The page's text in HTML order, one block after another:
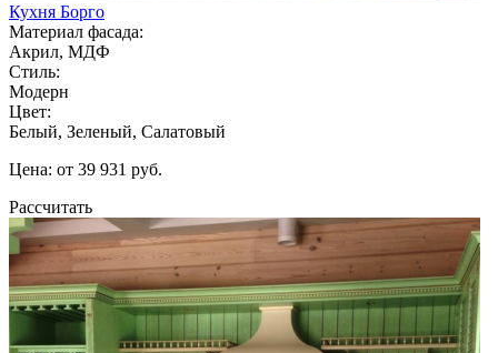
Кухня Борго
Материал фасада:
Акрил, МДФ
Стиль:
Модерн
Цвет:
Белый, Зеленый, Салатовый
Цена: от 39 931 руб.
Рассчитать